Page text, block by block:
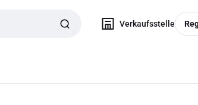
Verkaufsstelle